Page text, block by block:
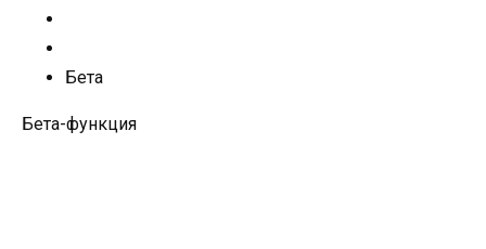
Бета
Бета-функция